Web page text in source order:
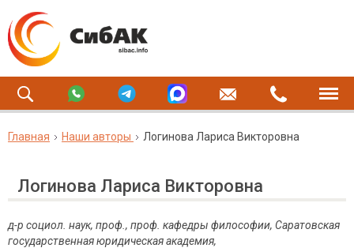
Главная Наши авторы Логинова Лариса Викторовна
Логинова Лариса Викторовна
д-р социол. наук, проф., проф. кафедры философии, Саратовская
государственная юридическая академия,